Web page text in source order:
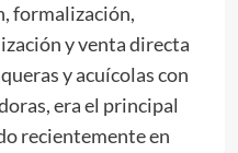
formalización,
y venta directa
y acuícolas con
era el principal
recientemente en